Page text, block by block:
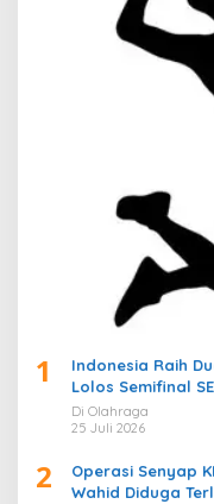
1
Indonesia Raih
Lolos Semifinal
Bergemuruh
Di Olahraga
25 Juli 2026
2
Operasi Senyap
Wahid Diduga